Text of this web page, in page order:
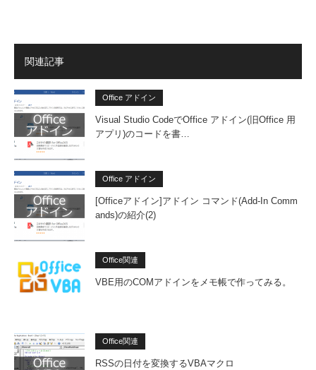
関連記事
Office アドイン
Visual Studio CodeでOffice アドイン(旧Office 用
アプリ)のコードを書…
Office アドイン
[Officeアドイン]アドイン コマンド(Add-In Comm
ands)の紹介(2)
Office関連
VBE用のCOMアドインをメモ帳で作ってみる。
Office関連
RSSの日付を変換するVBAマクロ